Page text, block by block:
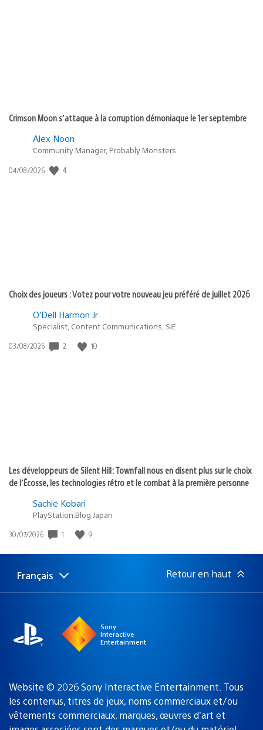
Crimson Moon s’attaque à la corruption démoniaque le 1er septembre
Alex Noon
Community Manager, Probably Monsters
Date
04/08/2026 4
Choix des joueurs : Votez pour votre nouveau jeu préféré de juillet 2026
O’Dell Harmon Jr.
Specialist, Content Communications, SIE
Date
03/08/2026 2 10
Les développeurs de Silent Hill: Townfall nous en disent plus sur le choix
de l’Écosse, les technologies rétro et le combat à la première personne
Sachie Kobari
PlayStation.Blog Japan
Date
publication
30/07/2026 1 9
Choisir
une
Région
actuelle
Français Retour en haut
Sony
Interactive
Entertainment
Website © 2026 Sony Interactive Entertainment. Tous
les contenus, titres de jeux, noms commerciaux et/ou
vêtements commerciaux, marques, œuvres d’art et